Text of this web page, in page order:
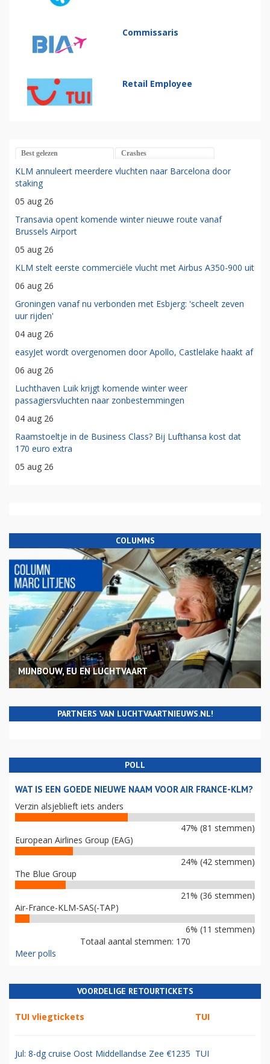
Commissaris
Retail Employee
Best gelezen Crashes
KLM annuleert meerdere vluchten naar Barcelona door
staking
05 aug 26
Transavia opent komende winter nieuwe route vanaf
Brussels Airport
05 aug 26
KLM stelt eerste commerciële vlucht met Airbus A350-900 uit
06 aug 26
Groningen vanaf nu verbonden met Esbjerg: 'scheelt zeven
uur rijden'
04 aug 26
easyJet wordt overgenomen door Apollo, Castlelake haakt af
06 aug 26
Luchthaven Luik krijgt komende winter weer
passagiersvluchten naar zonbestemmingen
04 aug 26
Raamstoeltje in de Business Class? Bij Lufthansa kost dat
170 euro extra
05 aug 26
COLUMNS
MIJNBOUW, EU EN LUCHTVAART
PARTNERS VAN LUCHTVAARTNIEUWS.NL!
POLL
WAT IS EEN GOEDE NIEUWE NAAM VOOR AIR FRANCE-KLM?
Verzin alsjeblieft iets anders
47% (81 stemmen)
European Airlines Group (EAG)
24% (42 stemmen)
The Blue Group
21% (36 stemmen)
Air-France-KLM-SAS(-TAP)
6% (11 stemmen)
Totaal aantal stemmen: 170
Meer polls
VOORDELIGE RETOURTICKETS
TUI vliegtickets TUI
Jul: 8-dg cruise Oost Middellandse Zee €1235 TUI